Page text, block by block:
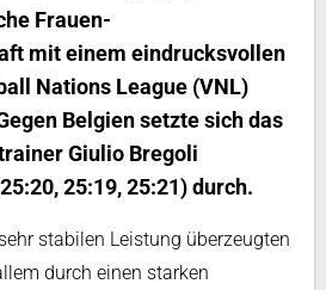
Frauen-
mit einem eindrucksvollen
Nations League (VNL)
Belgien setzte sich das
Giulio Bregoli
25:19, 25:21) durch.
stabilen Leistung überzeugten
durch einen starken